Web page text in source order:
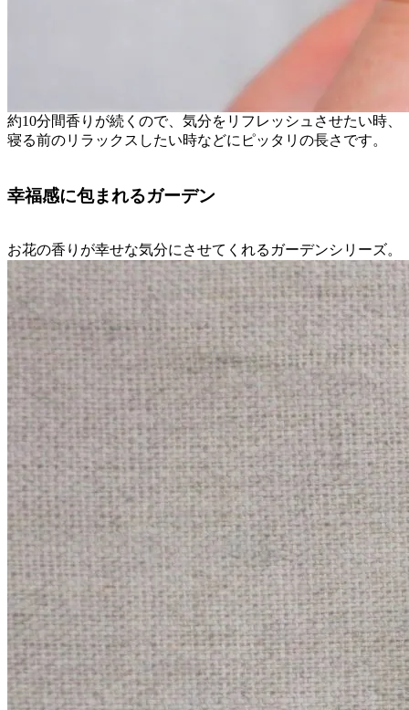
約10分間香りが続くので、気分をリフレッシュさせたい時、
寝る前のリラックスしたい時などにピッタリの長さです。
幸福感に包まれるガーデン
お花の香りが幸せな気分にさせてくれるガーデンシリーズ。